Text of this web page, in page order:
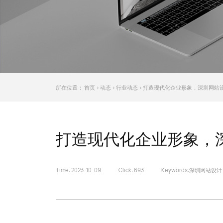
所在位置： 首页 > 动态> 行业动态> 打造现代化企业形象，深圳网站
打造现代化企业形象，
Time: 2023-10-09 Click: 693 Keywords:深圳网站设计